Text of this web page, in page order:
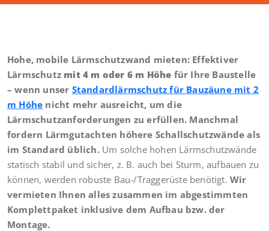
Hohe, mobile Lärmschutzwand mieten: Effektiver
Lärmschutz mit 4 m oder 6 m Höhe für Ihre Baustelle
– wenn unser Standardlärmschutz für Bauzäune mit 2
m Höhe nicht mehr ausreicht, um die
Lärmschutzanforderungen zu erfüllen. Manchmal
fordern Lärmgutachten höhere Schallschutzwände als
im Standard üblich.Um solche hohen Lärmschutzwände
statisch stabil und sicher, z. B. auch bei Sturm, aufbauen zu
können, werden robuste Bau-/Traggerüste benötigt.Wir
vermieten Ihnen alles zusammen im abgestimmten
Komplettpaket inklusive dem Aufbau bzw. der
Montage.